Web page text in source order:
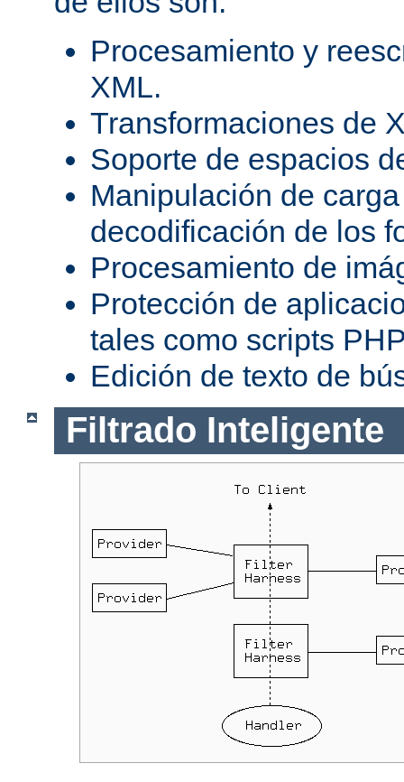
Procesamiento y
XML.
Transformaciones de
Soporte de espacios
Manipulación de
decodificación de los
Procesamiento de
Protección de
tales como scripts
Edición de texto de
Filtrado Inteligente